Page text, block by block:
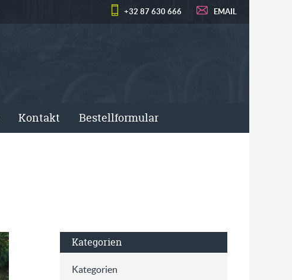
+32 87 630 666 EMAIL
Kontakt Bestellformular
Kategorien
Kategorien